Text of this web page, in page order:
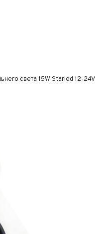
света 15W Starled 12-24V